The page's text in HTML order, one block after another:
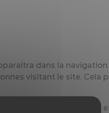
dans la
visitant le site. Cela
chien baptisé Russell,